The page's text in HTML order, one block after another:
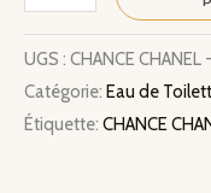
CHANCE
CHANEL
-
UGS : CHANCE
Catégorie: Eau de
Étiquette: CHANCE